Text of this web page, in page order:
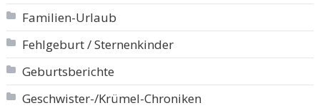
Familien-Urlaub
Fehlgeburt / Sternenkinder
Geburtsberichte
Geschwister-/Krümel-Chroniken